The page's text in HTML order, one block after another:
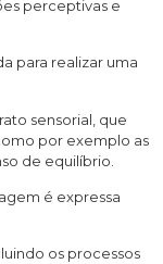
perceptivas e
para realizar uma
sensorial, que
por exemplo as
de equilíbrio.
é expressa
os processos